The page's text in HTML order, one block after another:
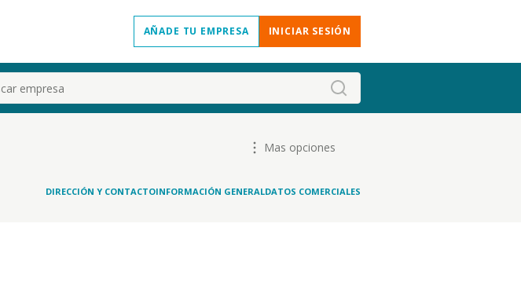
AÑADE TU EMPRESA INICIAR SESIÓN
Mas opciones
DIRECCIÓN Y CONTACTOINFORMACIÓN GENERALDATOS COMERCIALES